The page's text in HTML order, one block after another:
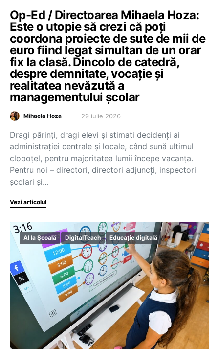
Op-Ed / Directoarea Mihaela Hoza:
Este o utopie să crezi că poți
coordona proiecte de sute de mii de
euro fiind legat simultan de un orar
fix la clasă. Dincolo de catedră,
despre demnitate, vocație și
realitatea nevăzută a
managementului școlar
Mihaela Hoza 29 iulie 2026
Dragi părinți, dragi elevi și stimați decidenți ai
administrației centrale și locale, când sună ultimul
clopoțel, pentru majoritatea lumii începe vacanța.
Pentru noi – directori, directori adjuncți, inspectori
școlari și…
Vezi articolul
AI la Școală DigitalTeach Educație digitală